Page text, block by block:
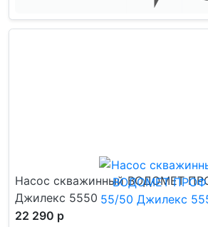
Насос скважинный ВОДОМЕТ
Джилекс 5550
22 290 р